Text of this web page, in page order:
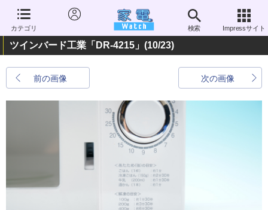
カテゴリ 検索 Impressサイト
ツインバード工業「DR-4215」 (10/23)
前の画像 次の画像